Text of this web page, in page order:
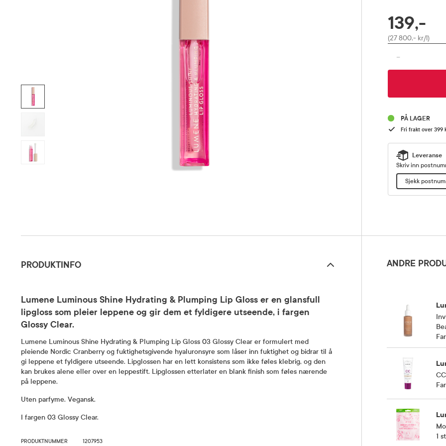
RABATTPROSENT
Pris
139,-
(27 800,- kr/l)
-
PÅ LAGER
Fri frakt over 399
Leveranse
Skriv inn
Sjekk
PRODUKTINFO
Lumene Luminous Shine Hydrating & Plumping Lip Gloss er en glansfull
lipgloss som pleier leppene og gir dem et fyldigere utseende, i fargen
Glossy Clear.
Lumene Luminous Shine Hydrating & Plumping Lip Gloss 03 Glossy Clear er formulert med
pleiende Nordic Cranberry og fuktighetsgivende hyaluronsyre som låser inn fuktighet og bidrar til å
gi leppene et fyldigere utseende. Lipglossen har en lett konsistens som ikke føles klebrig, og den
kan brukes alene eller over en leppestift. Lipglossen etterlater en blank finish som føles nærende
på leppene.
Uten parfyme. Vegansk.
I fargen 03 Glossy Clear.
PRODUKTNUMMER 1207953
ANDRE
1